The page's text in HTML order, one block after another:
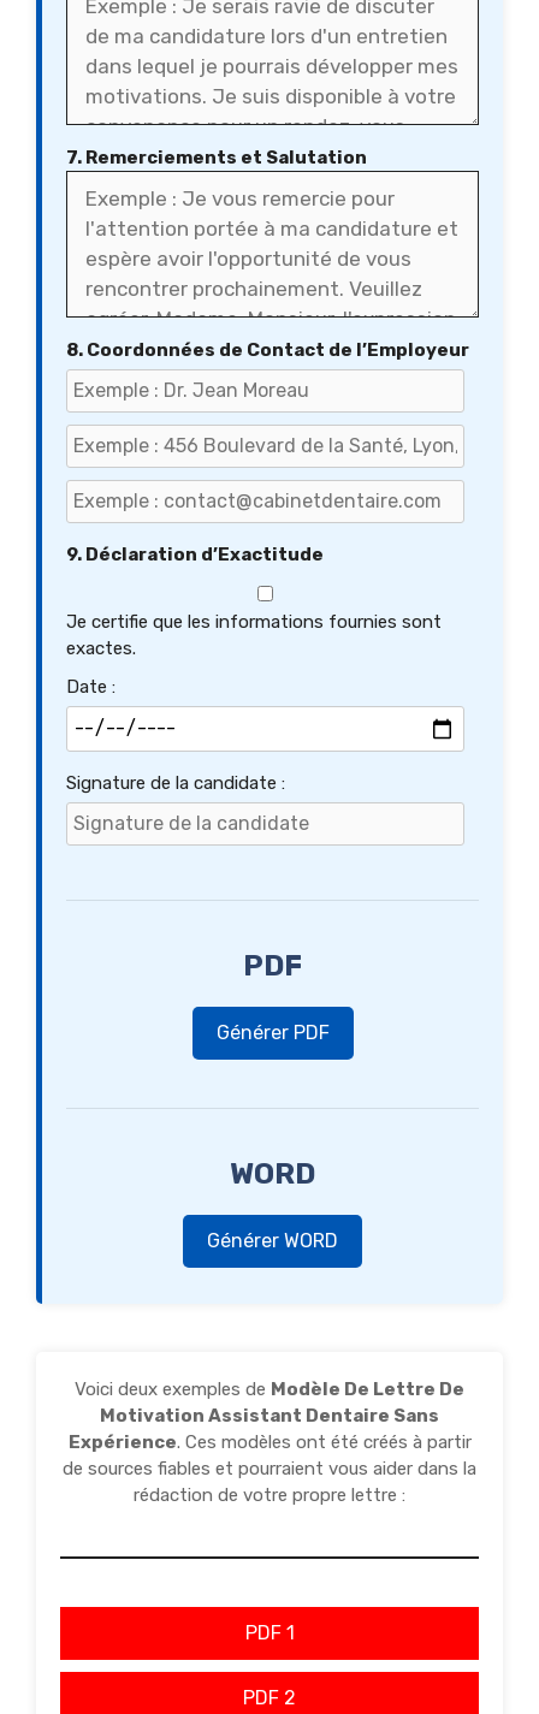
7. Remerciements et Salutation
8. Coordonnées de Contact de l’Employeur
9. Déclaration d’Exactitude
Je certifie que les informations fournies sont
exactes.
Date :
Signature de la candidate :
PDF
Générer PDF
WORD
Générer WORD
Voici deux exemples de Modèle De Lettre De
Motivation Assistant Dentaire Sans
Expérience. Ces modèles ont été créés à partir
de sources fiables et pourraient vous aider dans la
rédaction de votre propre lettre :
PDF 1
PDF 2